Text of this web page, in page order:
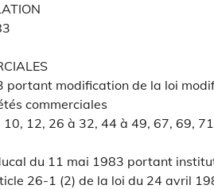
portant modification de la loi
commerciales
10, 12, 26 à 32, 44 à 49, 67, 69,
du 11 mai 1983 portant
26-1 (2) de la loi du 24 avril